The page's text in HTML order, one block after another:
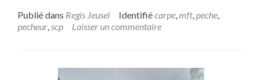
Publié dans Regis Jeusel Identifiécarpe,mft,peche,
pecheur,scp Laisser un commentaire